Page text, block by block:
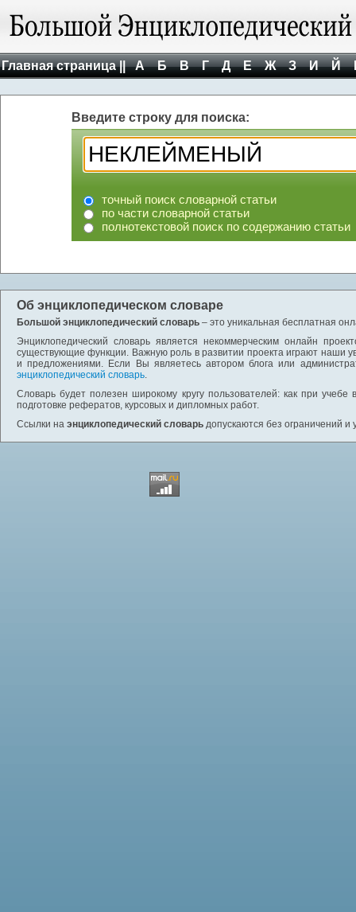
Главная страница || А Б В Г Д Е Ж З И Й
Введите строку для поиска:
точный поиск словарной статьи
по части словарной статьи
полнотекстовой поиск по содержанию статьи
Об энциклопедическом словаре
Большой энциклопедический словарь – это уникальная бесплатная
Энциклопедический словарь является некоммерческим онлайн
существующие функции. Важную роль в развитии проекта играют наши
и предложениями. Если Вы являетесь автором блога или
энциклопедический словарь.
Словарь будет полезен широкому кругу пользователей: как при
подготовке рефератов, курсовых и дипломных работ.
Ссылки на энциклопедический словарь допускаются без ограничений и